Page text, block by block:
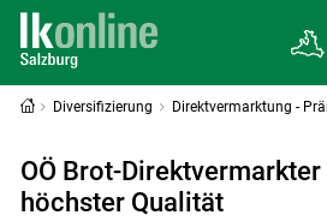
Diversifizierung Direktvermarktung -
OÖ Brot-
höchster Qualität